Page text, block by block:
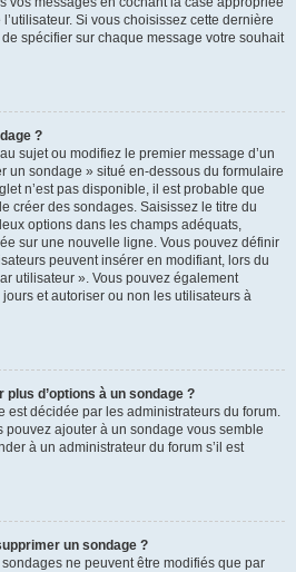
Si vous choisissez cette dernière
spécifier sur chaque message votre souhait
?
sujet ou modifiez le premier message d’un
un sondage » situé en-dessous du formulaire
n’est pas disponible, il est probable que
créer des sondages. Saisissez le titre du
options dans les champs adéquats,
sur une nouvelle ligne. Vous pouvez définir
peuvent insérer en modifiant, lors du
utilisateur ». Vous pouvez également
et autoriser ou non les utilisateurs à
d’options à un sondage ?
est décidée par les administrateurs du forum.
pouvez ajouter à un sondage vous semble
à un administrateur du forum s’il est
un sondage ?
ne peuvent être modifiés que par